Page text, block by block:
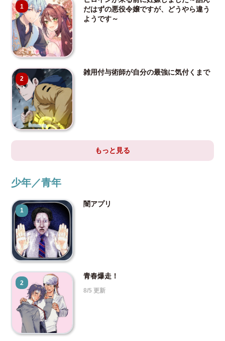
1
だはずの悪役令嬢ですが、どうやら違う
ようです～
2
雑用付与術師が自分の最強に気付くまで
もっと見る
少年／青年
1
闇アプリ
2
青春爆走！
8/5 更新